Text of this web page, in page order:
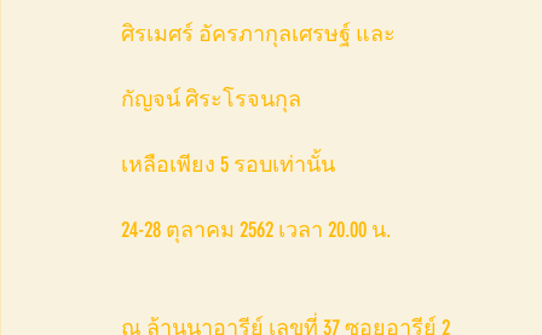
ศิรเมศร์ อัครภากุลเศรษฐ์ และ
กัญจน์ ศิระโรจนกุล
เหลือเพียง 5 รอบเท่านั้น
24-28 ตุลาคม 2562 เวลา 20.00 น.
ณ ล้านนาอารีย์ เลขที่ 37 ซอยอารีย์ 2